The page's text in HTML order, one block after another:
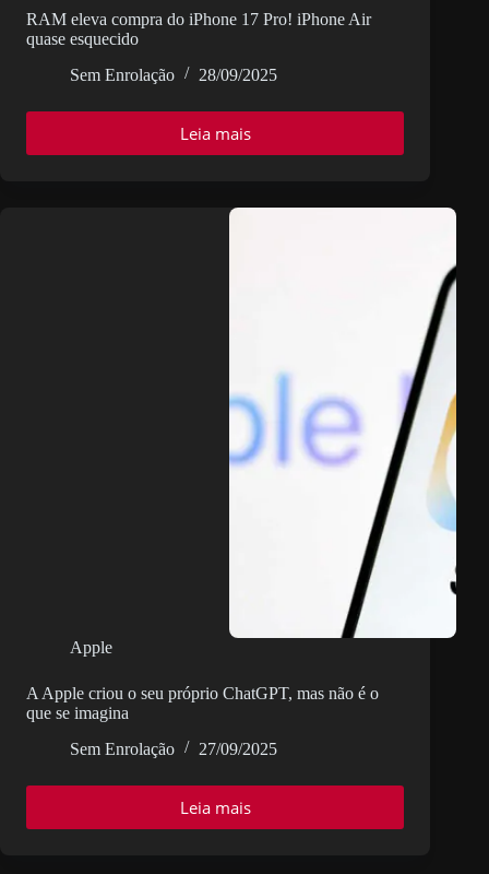
RAM eleva compra do iPhone 17 Pro! iPhone Air
quase esquecido
Sem Enrolação
28/09/2025
Leia mais
RAM
do
Apple
A Apple criou o seu próprio ChatGPT, mas não é o
que se imagina
Sem Enrolação
27/09/2025
Leia mais
A